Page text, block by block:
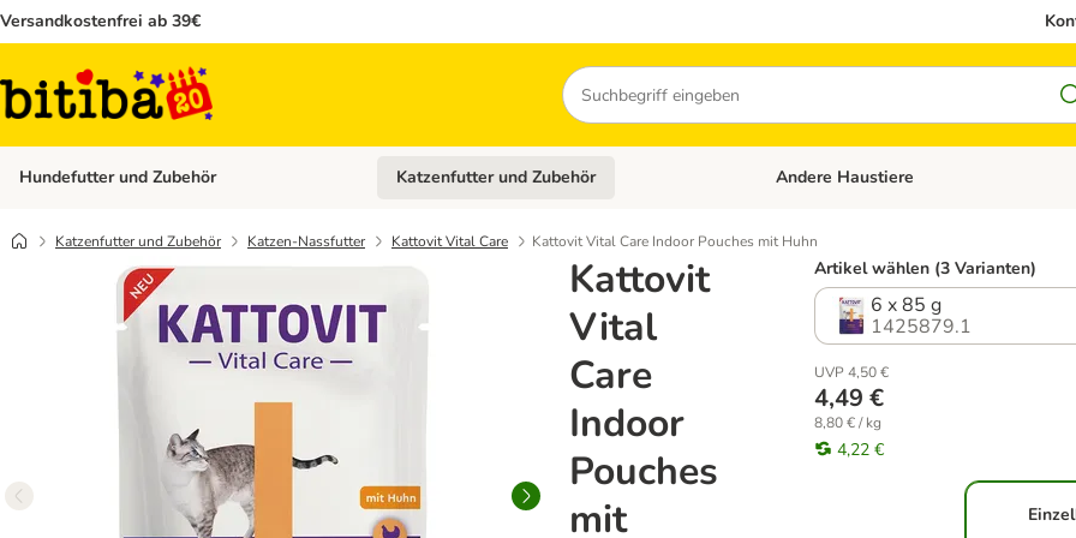
Versandkostenfrei ab 39€
Suchen
Hundefutter und Zubehör Kategorie-Menü öffnen: Hundefutter und Zubehör
Katzenfutter und Zubehör Kategorie-Menü öffnen: Katzenfutter und
Andere Haustiere
Katzenfutter und Zubehör Katzen-Nassfutter Kattovit Vital Care Kattovit Vital Care Indoor Pouches mit Huhn
Kattovit
Vital
Care
Indoor
Pouches
mit
Artikel wählen (3 Varianten)
6 x 85 g
1425879.1
UVP 4,50 €
4,49 €
8,80 € / kg
4,22 €